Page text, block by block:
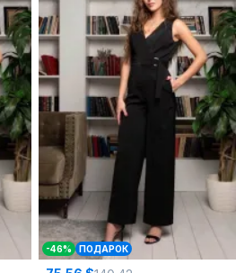
-46% ПОДАРОК